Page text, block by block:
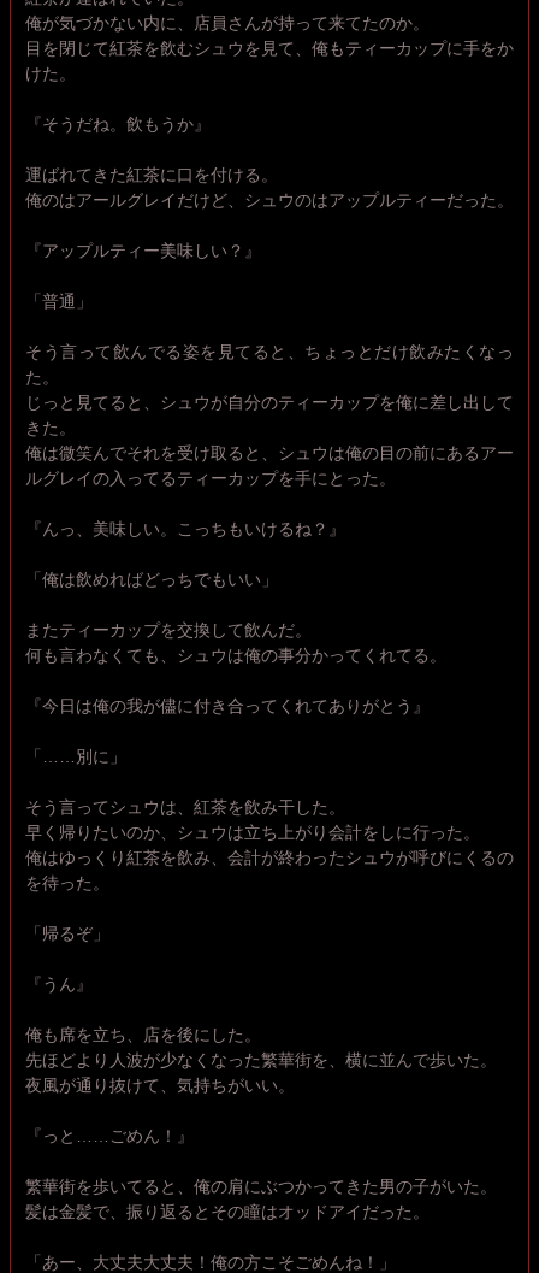
俺が気づかない内に、店員さんが持って来てたのか。
目を閉じて紅茶を飲むシュウを見て、俺もティーカップに手をか
けた。
『そうだね。飲もうか』
運ばれてきた紅茶に口を付ける。
俺のはアールグレイだけど、シュウのはアップルティーだった。
『アップルティー美味しい？』
「普通」
そう言って飲んでる姿を見てると、ちょっとだけ飲みたくなっ
た。
じっと見てると、シュウが自分のティーカップを俺に差し出して
きた。
俺は微笑んでそれを受け取ると、シュウは俺の目の前にあるアー
ルグレイの入ってるティーカップを手にとった。
『んっ、美味しい。こっちもいけるね？』
「俺は飲めればどっちでもいい」
またティーカップを交換して飲んだ。
何も言わなくても、シュウは俺の事分かってくれてる。
『今日は俺の我が儘に付き合ってくれてありがとう』
「……別に」
そう言ってシュウは、紅茶を飲み干した。
早く帰りたいのか、シュウは立ち上がり会計をしに行った。
俺はゆっくり紅茶を飲み、会計が終わったシュウが呼びにくるの
を待った。
「帰るぞ」
『うん』
俺も席を立ち、店を後にした。
先ほどより人波が少なくなった繁華街を、横に並んで歩いた。
夜風が通り抜けて、気持ちがいい。
『っと……ごめん！』
繁華街を歩いてると、俺の肩にぶつかってきた男の子がいた。
髪は金髪で、振り返るとその瞳はオッドアイだった。
「あー、大丈夫大丈夫！俺の方こそごめんね！」